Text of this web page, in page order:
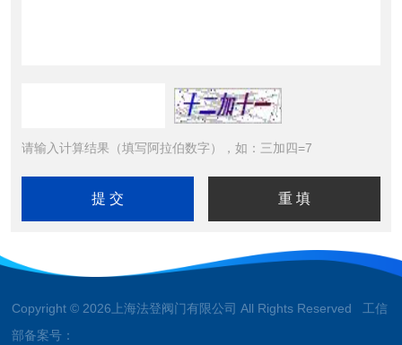
请输入计算结果（填写阿拉伯数字），如：三加四=7
Copyright © 2026上海法登阀门有限公司 All Rights Reserved 工信
部备案号：